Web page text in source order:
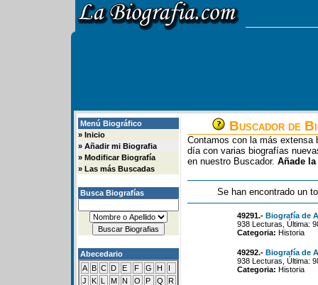
Menú Biográfico
» Inicio
» Añadir mi Biografia
» Modificar Biografía
» Las más Buscadas
Busca Biografías
Abecedario
A B C D E F G H
I
J
K L M N O P Q
R
Buscador de
Contamos con la más extensa
día con varias biografías
en nuestro Buscador. Añade
Se han encontrado un
49291.- Biografía de
938 Lecturas, Última:
Categoria: Historia
49292.- Biografía de
938 Lecturas, Última:
Categoria: Historia